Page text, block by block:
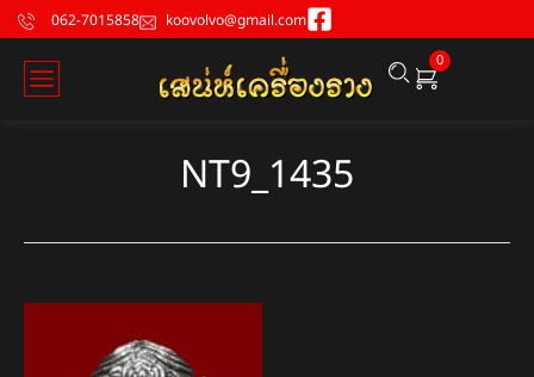
062-7015858 koovolvo@gmail.com
0
NT9_1435